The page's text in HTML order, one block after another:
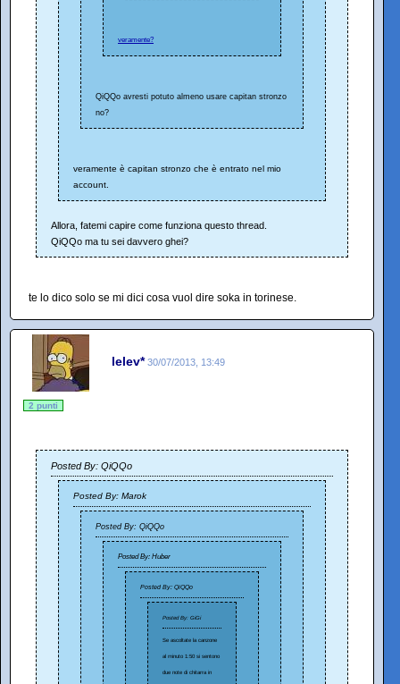
veramente?
QiQQo avresti potuto almeno usare capitan stronzo
no?
veramente è capitan stronzo che è entrato nel mio
account.
Allora, fatemi capire come funziona questo thread.
QiQQo ma tu sei davvero ghei?
te lo dico solo se mi dici cosa vuol dire soka in torinese.
lelev* 30/07/2013, 13:49
2 punti
Posted By: QiQQo
Posted By: Marok
Posted By: QiQQo
Posted By: Huber
Posted By: QiQQo
Posted By: GiGi
Se ascoltate la canzone
al minuto 1:50 si sentono
due note di chitarra in